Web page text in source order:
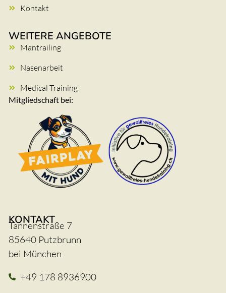
Kontakt
WEITERE ANGEBOTE
Mantrailing
Nasenarbeit
Medical Training
Mitgliedschaft bei:
KONTAKT
Tannenstraße 7
85640 Putzbrunn
bei München
+49 178 8936900